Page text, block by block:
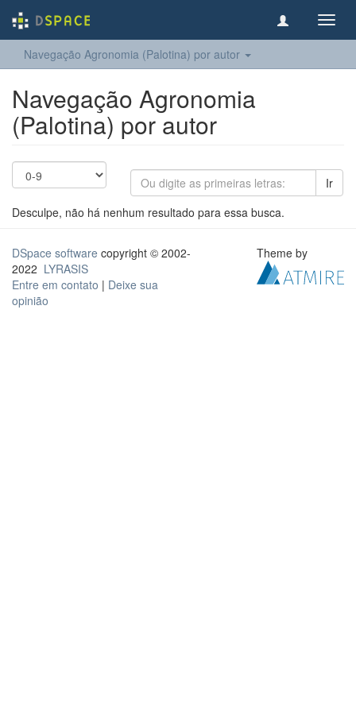
Navegação Agronomia (Palotina) por autor
Navegação Agronomia
(Palotina) por autor
Ir
Desculpe, não há nenhum resultado para essa busca.
DSpace software copyright © 2002-
2022 LYRASIS
Entre em contato | Deixe sua
opinião
Theme by